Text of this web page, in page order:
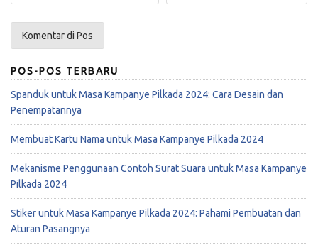
POS-POS TERBARU
Spanduk untuk Masa Kampanye Pilkada 2024: Cara Desain dan
Penempatannya
Membuat Kartu Nama untuk Masa Kampanye Pilkada 2024
Mekanisme Penggunaan Contoh Surat Suara untuk Masa Kampanye
Pilkada 2024
Stiker untuk Masa Kampanye Pilkada 2024: Pahami Pembuatan dan
Aturan Pasangnya